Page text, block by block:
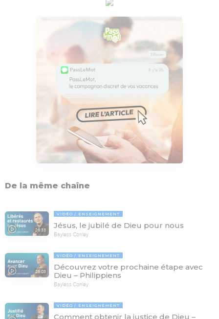
De la même chaîne
26:33
VIDÉO ENSEIGNEMENT
Jésus, le jubilé de Dieu pour nous
Bayless Conley
26:03
VIDÉO ENSEIGNEMENT
Découvrez votre prochaine étape avec
Dieu – Philippiens
Bayless Conley
VIDÉO ENSEIGNEMENT
Comment obtenir la justice de Dieu –